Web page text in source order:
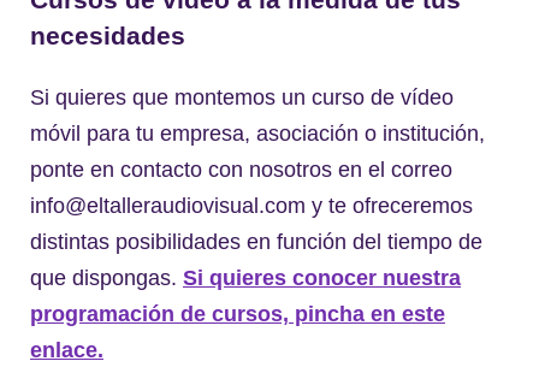
necesidades
Si quieres que montemos un curso de vídeo
móvil para tu empresa, asociación o institución,
ponte en contacto con nosotros en el correo
info@eltalleraudiovisual.com y te ofreceremos
distintas posibilidades en función del tiempo de
que dispongas. Si quieres conocer nuestra
programación de cursos, pincha en este
enlace.